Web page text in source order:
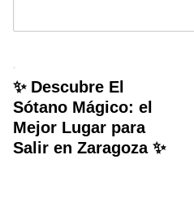
✨ Descubre El
Sótano Mágico: el
Mejor Lugar para
Salir en Zaragoza ✨